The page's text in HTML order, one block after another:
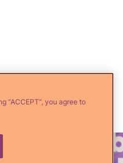
“ACCEPT”, you agree to